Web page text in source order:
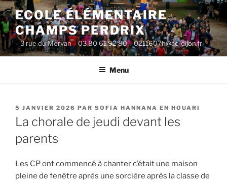
Aller
au
contenu
principal
ECOLE ÉLÉMENTAIRE
CHAMPS PERDRIX
– 3 rue du Morvan – 03 80 61 92 80 – 0211607h@ac-dijon.fr-
Menu
PUBLIÉ
LE
5 JANVIER 2026 PAR SOFIA HANNANA EN HOUARI
La chorale de jeudi devant les
parents
Les CP ont commencé à chanter c’était une maison
pleine de fenêtre après une sorcière après la classe de